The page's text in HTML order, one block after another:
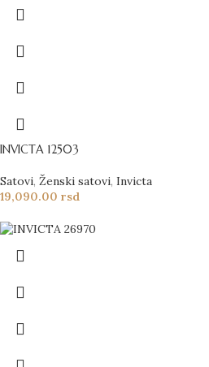
INVICTA 12503
Satovi, Ženski satovi, Invicta
19,090.00 rsd